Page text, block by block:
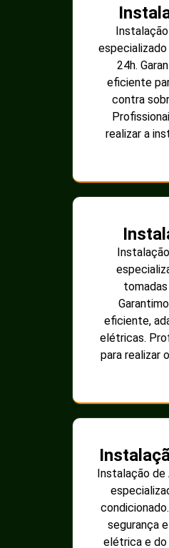
24h.
eficiente
contra
realizar a
eficiente,
elétricas.
para realizar
Instalação de
segurança
elétrica e do